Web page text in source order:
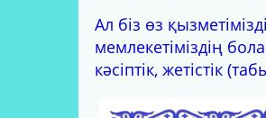
Ал біз өз
мемлекетіміздің
кәсіптік, жетістік